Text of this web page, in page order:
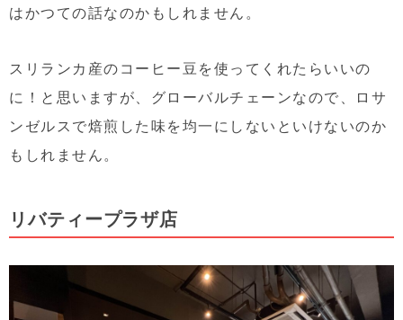
はかつての話なのかもしれません。
スリランカ産のコーヒー豆を使ってくれたらいいの
に！と思いますが、グローバルチェーンなので、ロサ
ンゼルスで焙煎した味を均一にしないといけないのか
もしれません。
リバティープラザ店